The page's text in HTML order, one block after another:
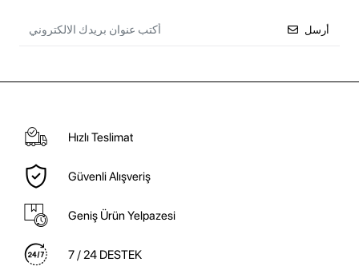
أرسل
Hızlı Teslimat
Güvenli Alışveriş
Geniş Ürün Yelpazesi
7 / 24 DESTEK